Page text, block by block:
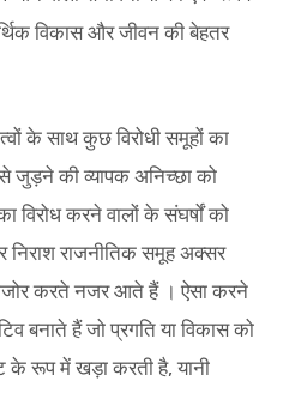
विकास और जीवन की बेहतर
के साथ कुछ विरोधी समूहों का
से जुड़ने की व्यापक अनिच्छा को
विरोध करने वालों के संघर्षों को
निराश राजनीतिक समूह अक्सर
करते नजर आते हैं । ऐसा करने
बनाते हैं जो प्रगति या विकास को
रूप में खड़ा करती है, यानी